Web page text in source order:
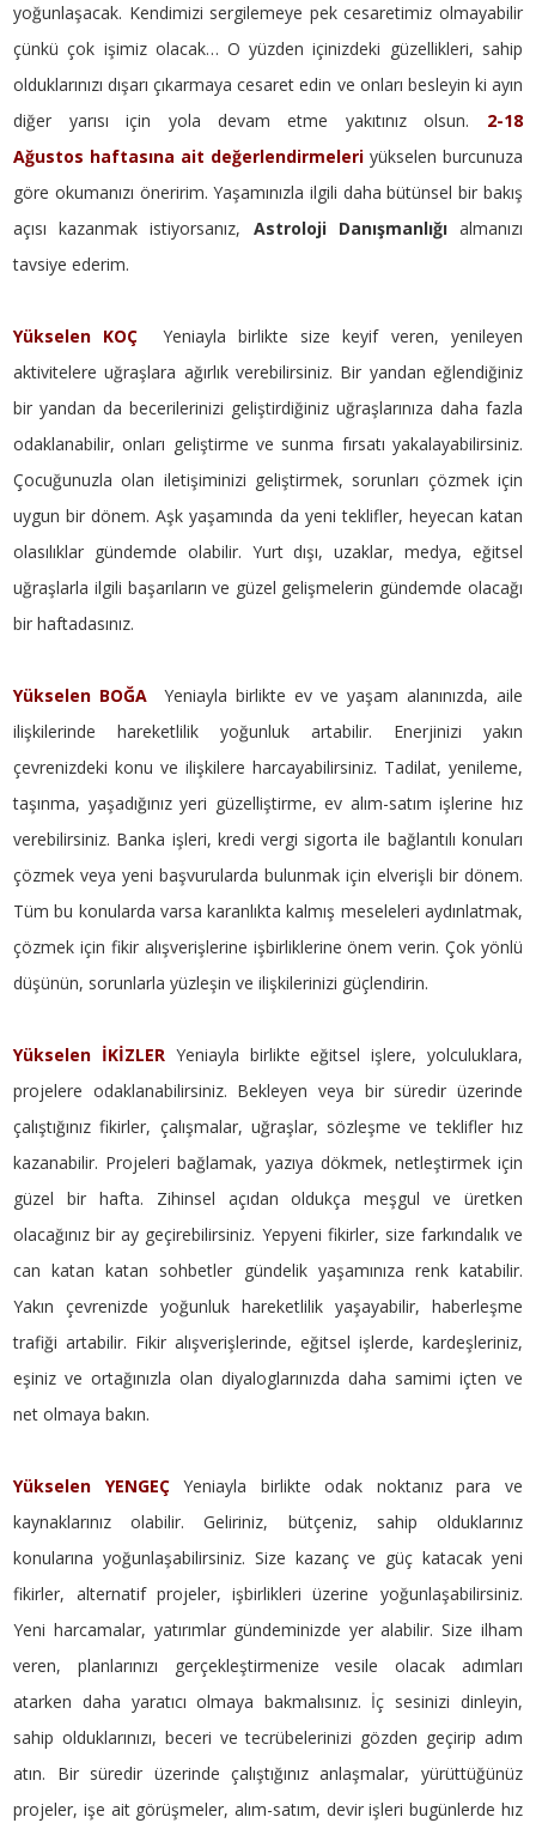
yoğunlaşacak. Kendimizi sergilemeye pek cesaretimiz olmayabilir
çünkü çok işimiz olacak… O yüzden içinizdeki güzellikleri, sahip
olduklarınızı dışarı çıkarmaya cesaret edin ve onları besleyin ki ayın
diğer yarısı için yola devam etme yakıtınız olsun.
2-18
Ağustos haftasına ait değerlendirmeleriyükselen burcunuza
göre okumanızı öneririm. Yaşamınızla ilgili daha bütünsel bir bakış
açısı kazanmak istiyorsanız, Astroloji Danışmanlığıalmanızı
tavsiye ederim.
Yükselen KOÇ Yeniayla birlikte size keyif veren, yenileyen
aktivitelere uğraşlara ağırlık verebilirsiniz. Bir yandan eğlendiğiniz
bir yandan da becerilerinizi geliştirdiğiniz uğraşlarınıza daha fazla
odaklanabilir, onları geliştirme ve sunma fırsatı yakalayabilirsiniz.
Çocuğunuzla olan iletişiminizi geliştirmek, sorunları çözmek için
uygun bir dönem. Aşk yaşamında da yeni teklifler, heyecan katan
olasılıklar gündemde olabilir. Yurt dışı, uzaklar, medya, eğitsel
uğraşlarla ilgili başarıların ve güzel gelişmelerin gündemde olacağı
bir haftadasınız.
Yükselen BOĞA Yeniayla birlikte ev ve yaşam alanınızda, aile
ilişkilerinde hareketlilik yoğunluk artabilir. Enerjinizi yakın
çevrenizdeki konu ve ilişkilere harcayabilirsiniz. Tadilat, yenileme,
taşınma, yaşadığınız yeri güzelliştirme, ev alım-satım işlerine hız
verebilirsiniz. Banka işleri, kredi vergi sigorta ile bağlantılı konuları
çözmek veya yeni başvurularda bulunmak için elverişli bir dönem.
Tüm bu konularda varsa karanlıkta kalmış meseleleri aydınlatmak,
çözmek için fikir alışverişlerine işbirliklerine önem verin. Çok yönlü
düşünün, sorunlarla yüzleşin ve ilişkilerinizi güçlendirin.
Yükselen İKİZLERYeniayla birlikte eğitsel işlere, yolculuklara,
projelere odaklanabilirsiniz. Bekleyen veya bir süredir üzerinde
çalıştığınız fikirler, çalışmalar, uğraşlar, sözleşme ve teklifler hız
kazanabilir. Projeleri bağlamak, yazıya dökmek, netleştirmek için
güzel bir hafta. Zihinsel açıdan oldukça meşgul ve üretken
olacağınız bir ay geçirebilirsiniz. Yepyeni fikirler, size farkındalık ve
can katan katan sohbetler gündelik yaşamınıza renk katabilir.
Yakın çevrenizde yoğunluk hareketlilik yaşayabilir, haberleşme
trafiği artabilir. Fikir alışverişlerinde, eğitsel işlerde, kardeşleriniz,
eşiniz ve ortağınızla olan diyaloglarınızda daha samimi içten ve
net olmaya bakın.
Yükselen YENGEÇYeniayla birlikte odak noktanız para ve
kaynaklarınız olabilir. Geliriniz, bütçeniz, sahip olduklarınız
konularına yoğunlaşabilirsiniz. Size kazanç ve güç katacak yeni
fikirler, alternatif projeler, işbirlikleri üzerine yoğunlaşabilirsiniz.
Yeni harcamalar, yatırımlar gündeminizde yer alabilir. Size ilham
veren, planlarınızı gerçekleştirmenize vesile olacak adımları
atarken daha yaratıcı olmaya bakmalısınız. İç sesinizi dinleyin,
sahip olduklarınızı, beceri ve tecrübelerinizi gözden geçirip adım
atın. Bir süredir üzerinde çalıştığınız anlaşmalar, yürüttüğünüz
projeler, işe ait görüşmeler, alım-satım, devir işleri bugünlerde hız